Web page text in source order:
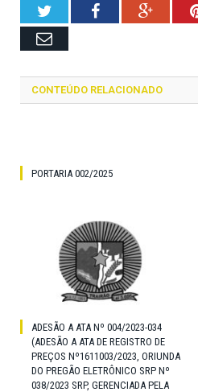
TwitterFacebook
Email
CONTEÚDO RELACIONADO
PORTARIA 002/2025
ADESÃO A ATA Nº 004/2023-034
(ADESÃO A ATA DE REGISTRO DE
PREÇOS Nº1611003/2023, ORIUNDA
DO PREGÃO ELETRÔNICO SRP Nº
038/2023 SRP, GERENCIADA PELA